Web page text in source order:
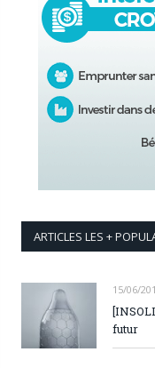
ARTICLES LES +
15/06/
futur